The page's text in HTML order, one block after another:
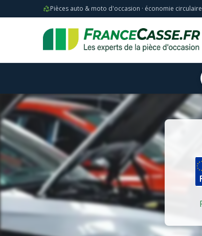
Pièces auto & moto d'occasion · économie circulaire